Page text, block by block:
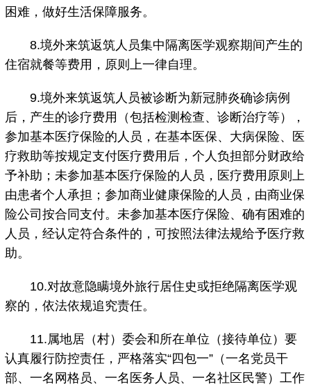
困难，做好生活保障服务。
8.境外来筑返筑人员集中隔离医学观察期间产生的
住宿就餐等费用，原则上一律自理。
9.境外来筑返筑人员被诊断为新冠肺炎确诊病例
后，产生的诊疗费用（包括检测检查、诊断治疗等），
参加基本医疗保险的人员，在基本医保、大病保险、医
疗救助等按规定支付医疗费用后，个人负担部分财政给
予补助；未参加基本医疗保险的人员，医疗费用原则上
由患者个人承担；参加商业健康保险的人员，由商业保
险公司按合同支付。未参加基本医疗保险、确有困难的
人员，经认定符合条件的，可按照法律法规给予医疗救
助。
10.对故意隐瞒境外旅行居住史或拒绝隔离医学观
察的，依法依规追究责任。
11.属地居（村）委会和所在单位（接待单位）要
认真履行防控责任，严格落实“四包一”（一名党员干
部、一名网格员、一名医务人员、一名社区民警）工作